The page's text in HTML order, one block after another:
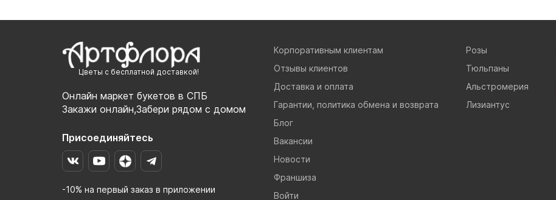
Цветы с бесплатной доставкой!
Онлайн маркет букетов в СПБ
Закажи онлайн,Забери рядом с домом
Присоединяйтесь
-10% на первый заказ в приложении
Корпоративным клиентам
Отзывы клиентов
Доставка и оплата
Гарантии, политика обмена и возврата
Блог
Вакансии
Новости
Франшиза
Войти
Розы
Тюльпаны
Альстромерия
Лизиантус